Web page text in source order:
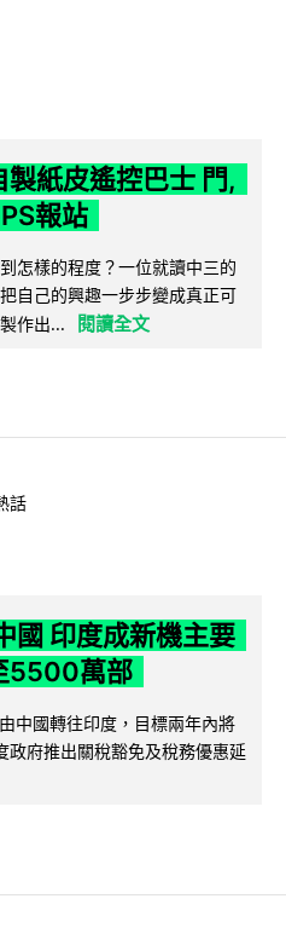
紙皮遙控巴士 門,
報站
怎樣的程度？一位就讀中三的
自己的興趣一步步變成真正可
作出...
閱讀全文
話
國 印度成新機主要
5500萬部
中國轉往印度，目標兩年內將
政府推出關稅豁免及稅務優惠延